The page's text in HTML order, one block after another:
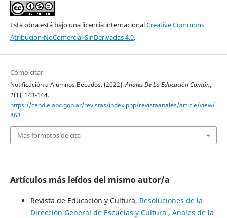
Esta obra está bajo una licencia internacionalCreative Commons
Atribución-NoComercial-SinDerivadas 4.0.
Cómo citar
Notificación a Alumnos Becados. (2022).Anales De La Educación Común,
1(1), 143-144.
https://cendie.abc.gob.ar/revistas/index.php/revistaanales/article/view/
863
Más formatos de cita
Artículos más leídos del mismo autor/a
Revista de Educación y Cultura, Resoluciones de la
Dirección General de Escuelas y Cultura , Anales de la